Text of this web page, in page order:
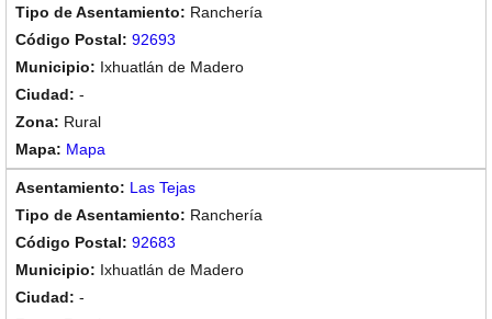
Ranchería
92693
Ixhuatlán de Madero
-
Rural
Mapa
Las Tejas
Ranchería
92683
Ixhuatlán de Madero
-